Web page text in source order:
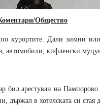
Общество
курортите. Дали зимни
автомобили, кифленски
бил арестуван на
държал в хотелската си